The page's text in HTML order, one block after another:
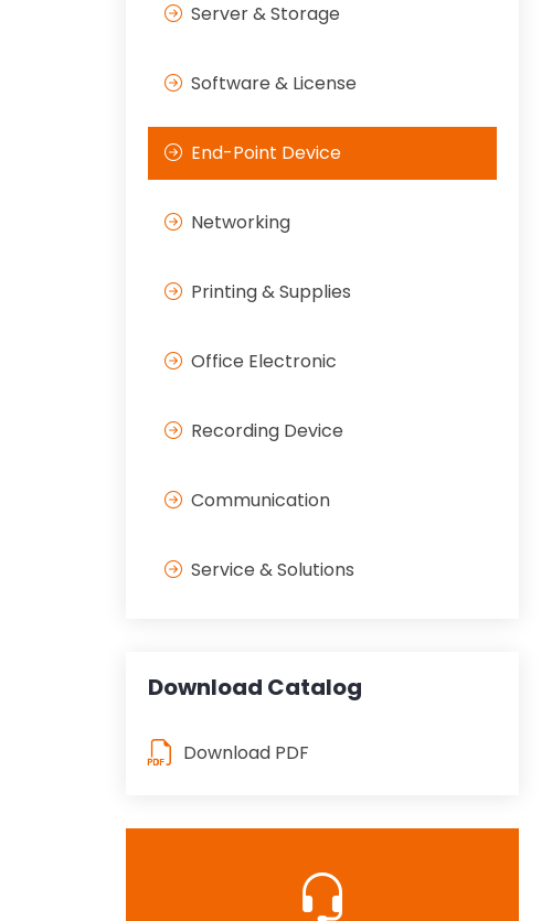
Server & Storage
Software & License
End-Point Device
Networking
Printing & Supplies
Office Electronic
Recording Device
Communication
Service & Solutions
Download Catalog
Download PDF